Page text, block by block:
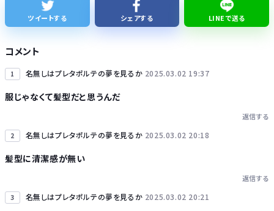
【悲報】ワイが買ったMotorolaのスマホ、ポンコツすぎる
ツイートする シェアする LINEで送る
コメント
1 名無しはプレタポルテの夢を見るか 2025.03.02 19:37
服じゃなくて髪型だと思うんだ
返信する
2 名無しはプレタポルテの夢を見るか 2025.03.02 20:18
髪型に清潔感が無い
返信する
3 名無しはプレタポルテの夢を見るか 2025.03.02 20:21